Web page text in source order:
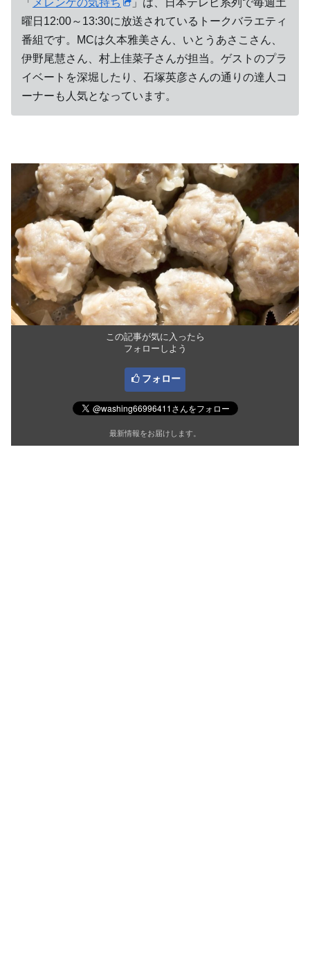
「 メレンゲの気持ち
」は、日本テレビ系列で毎週土
曜日12:00～13:30に放送されているトークバラエティ
番組です。MCは久本雅美さん、いとうあさこさん、
伊野尾慧さん、村上佳菜子さんが担当。ゲストのプラ
イベートを深堀したり、石塚英彦さんの通りの達人コ
ーナーも人気となっています。
この記事が気に入ったら
フォローしよう
フォロー
最新情報をお届けします。